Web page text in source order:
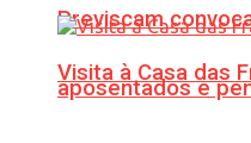
Previscam
aposentados e
Visita à Casa das